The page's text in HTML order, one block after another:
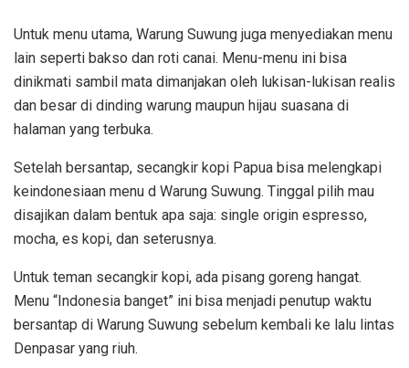
Untuk menu utama, Warung Suwung juga menyediakan menu
lain seperti bakso dan roti canai. Menu-menu ini bisa
dinikmati sambil mata dimanjakan oleh lukisan-lukisan realis
dan besar di dinding warung maupun hijau suasana di
halaman yang terbuka.
Setelah bersantap, secangkir kopi Papua bisa melengkapi
keindonesiaan menu d Warung Suwung. Tinggal pilih mau
disajikan dalam bentuk apa saja: single origin espresso,
mocha, es kopi, dan seterusnya.
Untuk teman secangkir kopi, ada pisang goreng hangat.
Menu “Indonesia banget” ini bisa menjadi penutup waktu
bersantap di Warung Suwung sebelum kembali ke lalu lintas
Denpasar yang riuh.